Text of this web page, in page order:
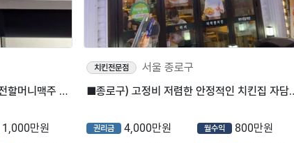
⭐서울 종로구 월매출 6,500만 역전할머니맥주 매장을 소개합니다 ⭐
1,000만원
치킨전문점
서울 종로구
■종로구) 고정비 저렴
권리금 4,000만원 월수익 800만원